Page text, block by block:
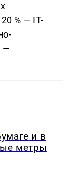
% — IT-
—
и в
метры